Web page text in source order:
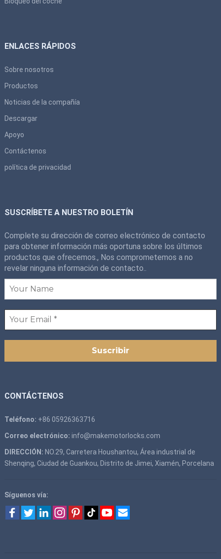
ENLACES RÁPIDOS
Sobre nosotros
Productos
Noticias de la compañía
Descargar
Apoyo
Contáctenos
política de privacidad
SUSCRÍBETE A NUESTRO BOLETÍN
Complete su dirección de correo electrónico de contacto
para obtener información más oportuna sobre los últimos
productos que ofrecemos., Nos comprometemos a no
revelar ninguna información de contacto..
CONTÁCTENOS
Teléfono: +86 05926363716
Correo electrónico: info@makemotorlocks.com
DIRECCIÓN: NO.29, Carretera Houshantou, Área industrial de
Shenqing, Ciudad de Guankou, Distrito de Jimei, Xiamén, Porcelana
Síguenos vía: